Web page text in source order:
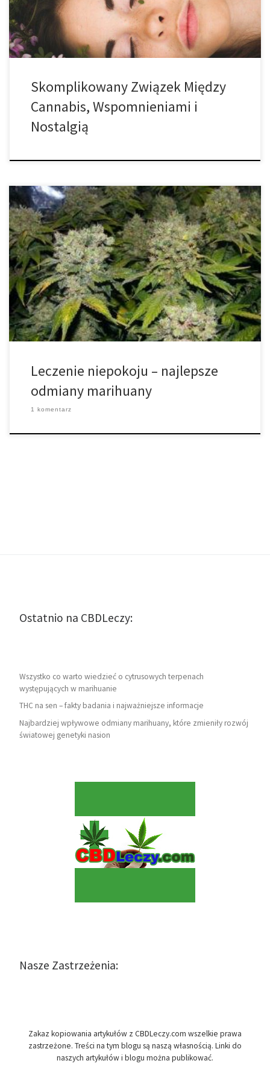
encyklopedyczna nie są charakterystycznymi cechami stereotypu
„palacza” marihuany i prawdopodobnie słusznie. Ale […]
Skomplikowany Związek Między
Cannabis, Wspomnieniami i
Nostalgią
W obecnych czasach marihuana jest bardziej powszechna niż
kiedykolwiek wcześniej. Zaburzenia lękowe to jedna z chorób,
którą pacjenci leczą za jej pomocą najczęściej. Jednakże,
niektóre odmiany cannabis są bardziej skuteczne w tym
przypadku niż inne. Według Narodowego Instytutu Zdrowia
Psychicznego, zaburzenia lękowe (termin ogólny, który obejmuje
zaburzenia pokrewne, takie jak […]
Leczenie niepokoju – najlepsze
odmiany marihuany
1 komentarz
Ostatnio na CBDLeczy:
Wszystko co warto wiedzieć o cytrusowych terpenach
występujących w marihuanie
THC na sen – fakty badania i najważniejsze informacje
Najbardziej wpływowe odmiany marihuany, które zmieniły rozwój
światowej genetyki nasion
Nasze Zastrzeżenia:
Zakaz kopiowania artykułów z CBDLeczy.com wszelkie prawa
zastrzeżone. Treści na tym blogu są naszą własnością. Linki do
naszych artykułów i blogu można publikować.